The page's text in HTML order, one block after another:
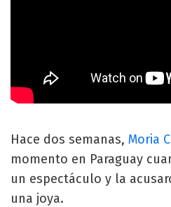
Hace dos semanas, Moria
momento en Paraguay
un espectáculo y la
una joya.